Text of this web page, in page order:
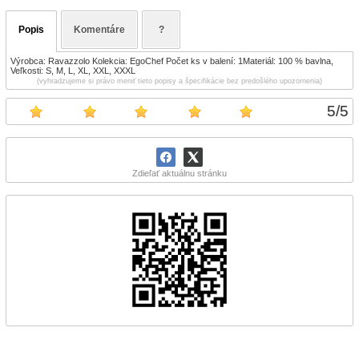
5/5
Zdieľať aktuálnu stránku
Popis Komentáre ?
Výrobca: Ravazzolo Kolekcia: EgoChef Počet ks v balení: 1Materiál: 100 % bavlna,
Veľkosti: S, M, L, XL, XXL, XXXL
(vyhradzujeme si právo meniť tieto popisy a špecifikácie bez predošlého upozornenia)